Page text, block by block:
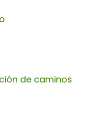
de caminos